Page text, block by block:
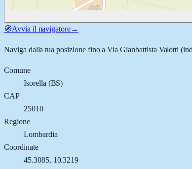
🧭Avvia il navigatore→
Naviga dalla tua posizione fino aVia Gianbattista Valotti
Comune
Isorella (BS)
CAP
25010
Regione
Lombardia
Coordinate
45.3085, 10.3219